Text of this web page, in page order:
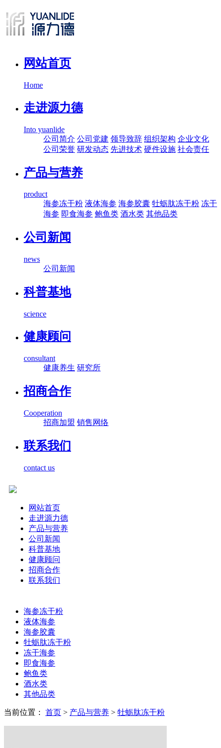
网站首页
Home
走进源力德
Into yuanlide
公司简介 公司党建 领导致辞 组织架构 企业文化
公司荣誉 研发动态 先进技术 硬件设施 社会责任
产品与营养
product
海参冻干粉 液体海参 海参胶囊 牡蛎肽冻干粉 冻干
海参 即食海参 鲍鱼类 酒水类 其他品类
公司新闻
news
公司新闻
科普基地
science
健康顾问
consultant
健康养生 研究所
招商合作
Cooperation
招商加盟 销售网络
联系我们
contact us
网站首页
走进源力德
产品与营养
公司新闻
科普基地
健康顾问
招商合作
联系我们
海参冻干粉
液体海参
海参胶囊
牡蛎肽冻干粉
冻干海参
即食海参
鲍鱼类
酒水类
其他品类
当前位置： 首页 > 产品与营养 > 牡蛎肽冻干粉